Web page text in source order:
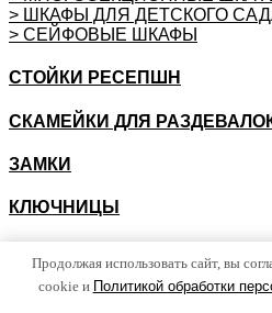
> ШКАФЫ ДЛЯ ДЕТСКОГО
> СЕЙФОВЫЕ ШКАФЫ
СТОЙКИ РЕСЕПШН
СКАМЕЙКИ ДЛЯ
ЗАМКИ
КЛЮЧНИЦЫ
СКУД
Продолжая использовать сайт, вы
cookie и Политикой обработки